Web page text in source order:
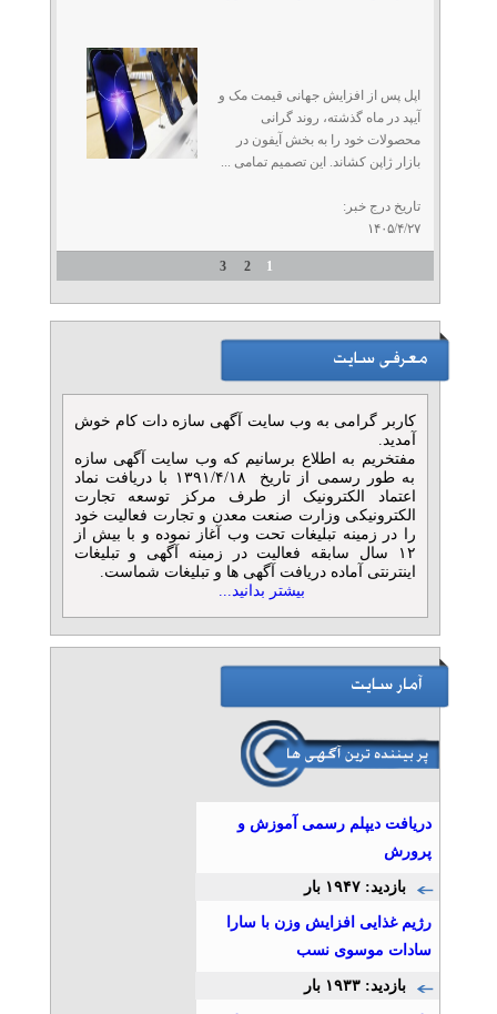
اپل پس از افزایش جهانی قیمت مک و
آیپد در ماه گذشته، روند گرانی
محصولات خود را به بخش آیفون در
بازار ژاپن کشاند. این تصمیم تمامی ...
تاریخ درج خبر:
۱۴۰۵/۴/۲۷
1
2
3
کاربر گرامی به وب سایت آگهی سازه دات کام خوش
آمدید.
مفتخریم به اطلاع برسانیم که وب سایت آگهی سازه
به طور رسمی از تاریخ ۱۳۹۱/۴/۱۸ با دریافت نماد
اعتماد الکترونیک از طرف مرکز توسعه تجارت
الکترونیکی وزارت صنعت معدن و تجارت فعالیت خود
را در زمینه تبلیغات تحت وب آغاز نموده و با بیش از
۱۲ سال سابقه فعالیت در زمینه آگهی و تبلیغات
اینترنتی آماده دریافت آگهی ها و تبلیغات شماست.
بیشتر بدانید...
دریافت دیپلم رسمی آموزش و
پرورش
بازدید: ۱۹۴۷ بار
رژیم غذایی افزایش وزن با سارا
سادات موسوی نسب
بازدید: ۱۹۳۳ بار